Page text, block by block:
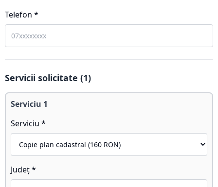
Telefon *
Servicii solicitate (1)
Serviciu 1
Serviciu *
Județ *